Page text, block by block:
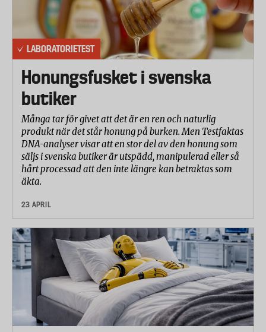
LABORATORIETEST
Honungsfusket i svenska
butiker
Många tar för givet att det är en ren och naturlig
produkt när det står honung på burken. Men Testfaktas
DNA-analyser visar att en stor del av den honung som
säljs i svenska butiker är utspädd, manipulerad eller så
hårt processad att den inte längre kan betraktas som
äkta.
23 APRIL